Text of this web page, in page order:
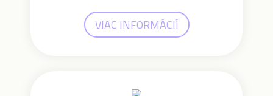
VIAC INFORMÁCIÍ